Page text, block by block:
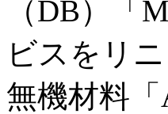
（DB）「
ビスをリ
無機材料